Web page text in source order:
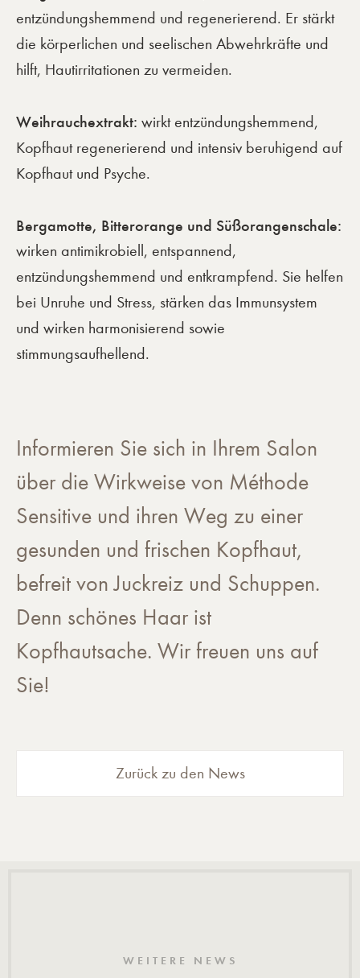
entzündungshemmend und regenerierend. Er stärkt
die körperlichen und seelischen Abwehrkräfte und
hilft, Hautirritationen zu vermeiden.
Weihrauchextrakt: wirkt entzündungshemmend,
Kopfhaut regenerierend und intensiv beruhigend auf
Kopfhaut und Psyche.
Bergamotte, Bitterorange und Süßorangenschale:
wirken antimikrobiell, entspannend,
entzündungshemmend und entkrampfend. Sie helfen
bei Unruhe und Stress, stärken das Immunsystem
und wirken harmonisierend sowie
stimmungsaufhellend.
Informieren Sie sich in Ihrem Salon
über die Wirkweise von Méthode
Sensitive und ihren Weg zu einer
gesunden und frischen Kopfhaut,
befreit von Juckreiz und Schuppen.
Denn schönes Haar ist
Kopfhautsache. Wir freuen uns auf
Sie!
Zurück zu den News
WEITERE NEWS